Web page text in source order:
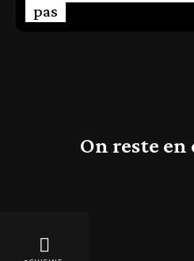
pas
On reste en